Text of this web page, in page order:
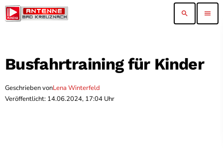
search menu
Busfahrtraining für Kinder
Geschrieben vonLena Winterfeld
Veröffentlicht: 14.06.2024, 17:04 Uhr